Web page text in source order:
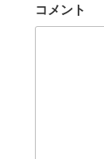
コメント